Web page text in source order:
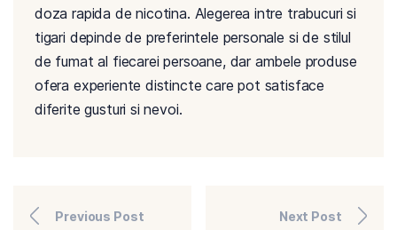
doza rapida de nicotina. Alegerea intre trabucuri si
tigari depinde de preferintele personale si de stilul
de fumat al fiecarei persoane, dar ambele produse
ofera experiente distincte care pot satisface
diferite gusturi si nevoi.
Previous Post Next Post